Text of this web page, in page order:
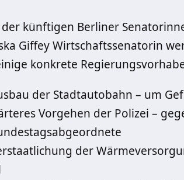
künftigen Berliner
Giffey Wirtschaftssenatorin
konkrete
der Stadtautobahn – um
Vorgehen der Polizei –
der